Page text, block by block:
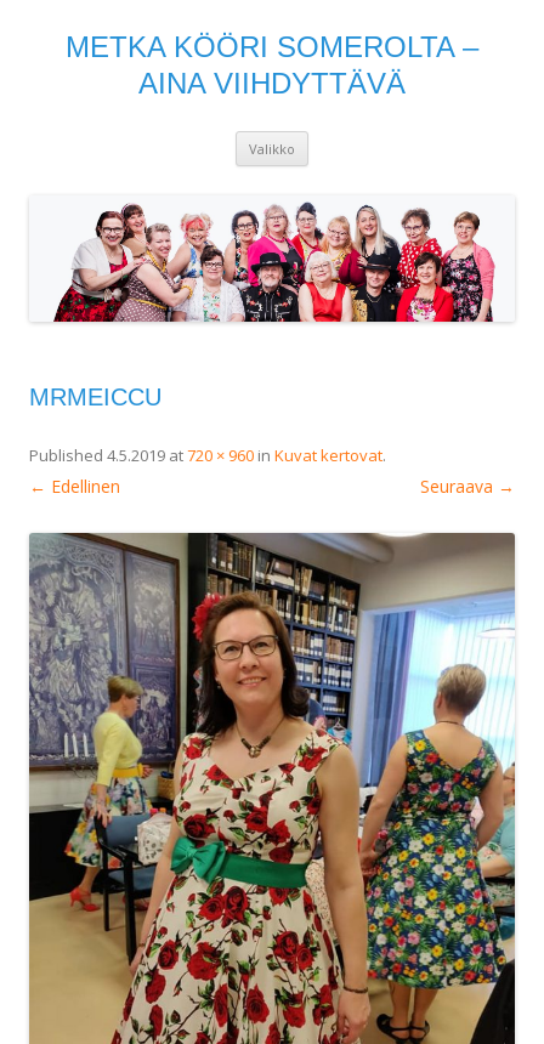
METKA KÖÖRI SOMEROLTA –
AINA VIIHDYTTÄVÄ
Valikko
MRMEICCU
Published 4.5.2019 at720 × 960 in Kuvat kertovat.
← Edellinen Seuraava →